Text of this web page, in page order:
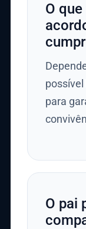
O
para
O pai